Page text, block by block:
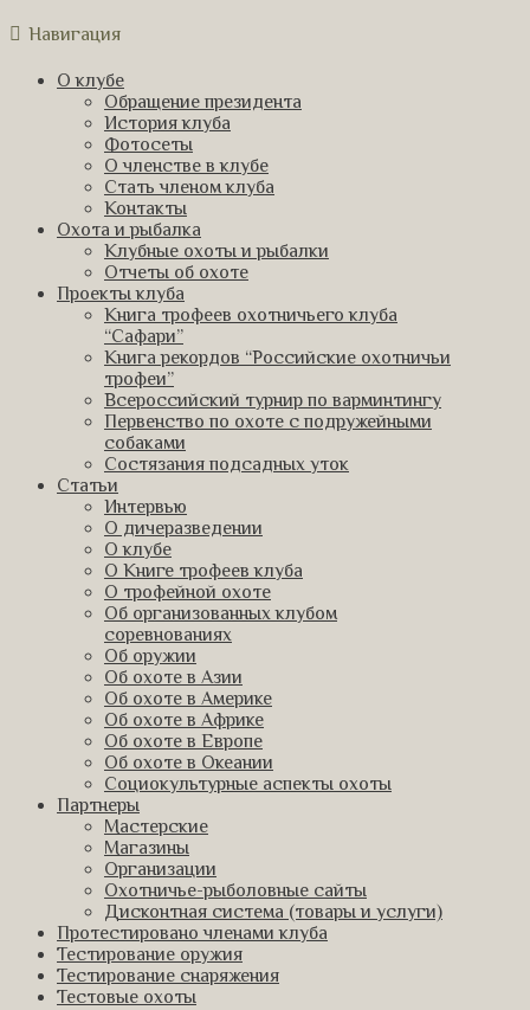
Навигация
О клубе
Обращение президента
История клуба
Фотосеты
О членстве в клубе
Стать членом клуба
Контакты
Охота и рыбалка
Клубные охоты и рыбалки
Отчеты об охоте
Проекты клуба
Книга трофеев охотничьего клуба
“Сафари”
Книга рекордов “Российские охотничьи
трофеи”
Всероссийский турнир по варминтингу
Первенство по охоте с подружейными
собаками
Состязания подсадных уток
Статьи
Интервью
О дичеразведении
О клубе
О Книге трофеев клуба
О трофейной охоте
Об организованных клубом
соревнованиях
Об оружии
Об охоте в Азии
Об охоте в Америке
Об охоте в Африке
Об охоте в Европе
Об охоте в Океании
Социокультурные аспекты охоты
Партнеры
Мастерские
Магазины
Организации
Охотничье-рыболовные сайты
Дисконтная система (товары и услуги)
Протестировано членами клуба
Тестирование оружия
Тестирование снаряжения
Тестовые охоты